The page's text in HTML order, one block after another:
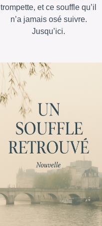
trompette, et ce souffle qu’il
n’a jamais osé suivre.
Jusqu’ici.